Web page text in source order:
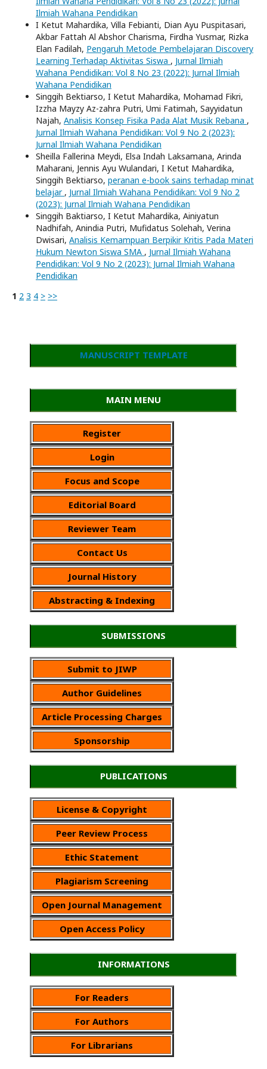
Ilmiah Wahana Pendidikan
I Ketut Mahardika, Villa Febianti, Dian Ayu Puspitasari,
Akbar Fattah Al Abshor Charisma, Firdha Yusmar, Rizka
Elan Fadilah, Pengaruh Metode Pembelajaran Discovery
Learning Terhadap Aktivitas Siswa , Jurnal Ilmiah
Wahana Pendidikan: Vol 8 No 23 (2022): Jurnal Ilmiah
Wahana Pendidikan
Singgih Bektiarso, I Ketut Mahardika, Mohamad Fikri,
Izzha Mayzy Az-zahra Putri, Umi Fatimah, Sayyidatun
Najah, Analisis Konsep Fisika Pada Alat Musik Rebana ,
Jurnal Ilmiah Wahana Pendidikan: Vol 9 No 2 (2023):
Jurnal Ilmiah Wahana Pendidikan
Sheilla Fallerina Meydi, Elsa Indah Laksamana, Arinda
Maharani, Jennis Ayu Wulandari, I Ketut Mahardika,
Singgih Bektiarso, peranan e-book sains terhadap minat
belajar , Jurnal Ilmiah Wahana Pendidikan: Vol 9 No 2
(2023): Jurnal Ilmiah Wahana Pendidikan
Singgih Baktiarso, I Ketut Mahardika, Ainiyatun
Nadhifah, Anindia Putri, Mufidatus Solehah, Verina
Dwisari, Analisis Kemampuan Berpikir Kritis Pada Materi
Hukum Newton Siswa SMA , Jurnal Ilmiah Wahana
Pendidikan: Vol 9 No 2 (2023): Jurnal Ilmiah Wahana
Pendidikan
1 2 3 4 > >>
MANUSCRIPT TEMPLATE
MAIN MENU
Register
Login
Focus and Scope
Editorial Board
Reviewer Team
Contact Us
Journal History
Abstracting & Indexing
SUBMISSIONS
Submit to JIWP
Author Guidelines
Article Processing Charges
Sponsorship
PUBLICATIONS
License & Copyright
Peer Review Process
Ethic Statement
Plagiarism Screening
Open Journal Management
Open Access Policy
INFORMATIONS
For Readers
For Authors
For Librarians